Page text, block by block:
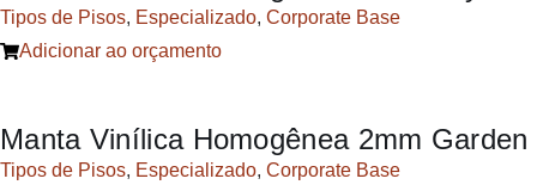
Tipos de Pisos, Especializado, Corporate Base
Adicionar ao orçamento
Manta Vinílica Homogênea 2mm Garden
Tipos de Pisos, Especializado, Corporate Base